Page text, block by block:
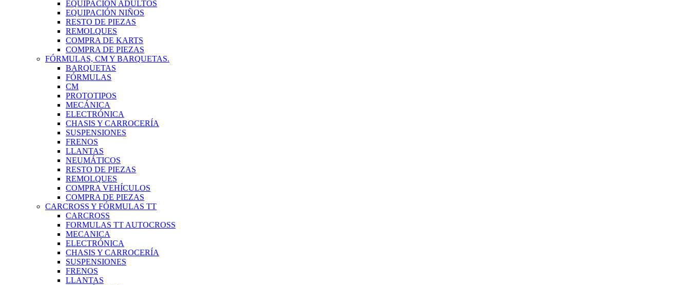
EQUIPACIÓN ADULTOS
EQUIPACIÓN NIÑOS
RESTO DE PIEZAS
REMOLQUES
COMPRA DE KARTS
COMPRA DE PIEZAS
FÓRMULAS, CM Y BARQUETAS.
BARQUETAS
FÓRMULAS
CM
PROTOTIPOS
MECÁNICA
ELECTRÓNICA
CHASIS Y CARROCERÍA
SUSPENSIONES
FRENOS
LLANTAS
NEUMÁTICOS
RESTO DE PIEZAS
REMOLQUES
COMPRA VEHÍCULOS
COMPRA DE PIEZAS
CARCROSS Y FÓRMULAS TT
CARCROSS
FORMULAS TT AUTOCROSS
MECANICA
ELECTRÓNICA
CHASIS Y CARROCERÍA
SUSPENSIONES
FRENOS
LLANTAS